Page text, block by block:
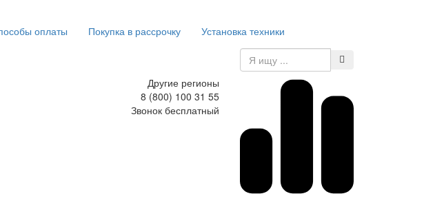
оплаты Покупка в рассрочку
Установка техники
Другие регионы
8 (800) 100 31 55
Звонок бесплатный